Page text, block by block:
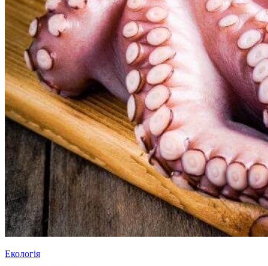
Екологія